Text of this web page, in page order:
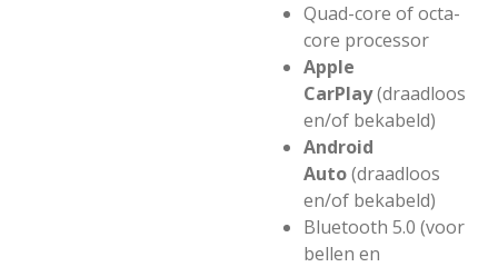
Quad-core of octa-
core processor
Apple
CarPlay(draadloos
en/of bekabeld)
Android
Auto(draadloos
en/of bekabeld)
Bluetooth 5.0 (voor
bellen en